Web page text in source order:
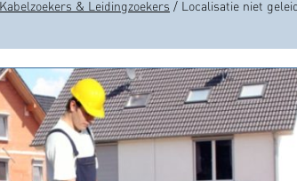
Kabelzoekers & Leidingzoekers / Localisatie niet